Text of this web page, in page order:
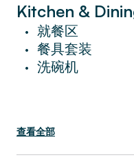
公寓位於市中心，
僅有幾分鐘的步行
在步行距離內，您
高級設施包括免費
洗浴用品、酒店床
Kitchen &
• 就餐区
• 餐具套装
• 洗碗机
查看全部